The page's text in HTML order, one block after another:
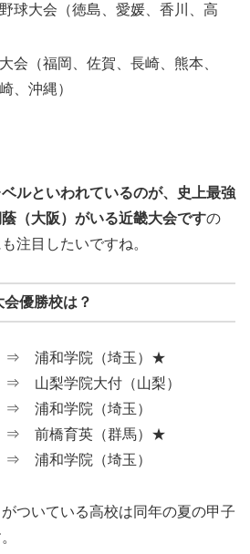
球大会（徳島、愛媛、香川、高
会（福岡、佐賀、長崎、熊本、
、沖縄）
ルといわれているのが、史上最強
（大阪）がいる近畿大会ですの
注目したいですね。
優勝校は？
⇒ 浦和学院（埼玉）★
⇒ 山梨学院大付（山梨）
浦和学院（埼玉）
⇒ 前橋育英（群馬）★
浦和学院（埼玉）
ついている高校は同年の夏の甲子